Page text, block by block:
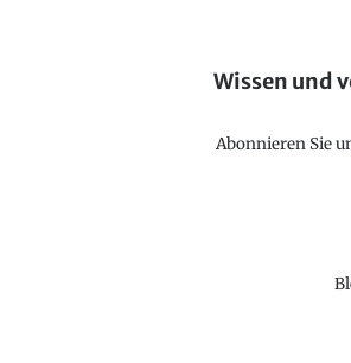
Wissen und
Abonnieren Sie